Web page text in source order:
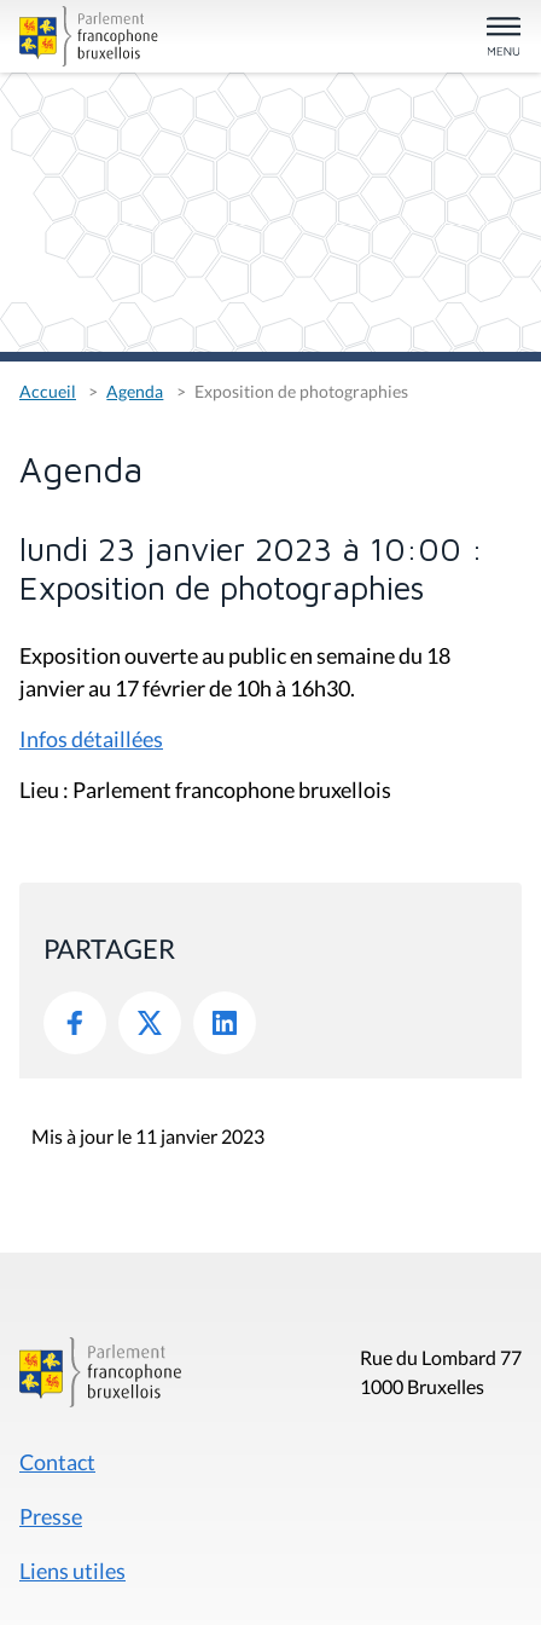
Accueil Agenda Exposition de photographies
Agenda
lundi 23 janvier 2023 à 10:00 :
Exposition de photographies
Exposition ouverte au public en semaine du 18
janvier au 17 février de 10h à 16h30.
Infos détaillées
Lieu : Parlement francophone bruxellois
PARTAGER
Mis à jour le 11 janvier 2023
Rue du Lombard 77
1000 Bruxelles
Contact
Presse
Liens utiles